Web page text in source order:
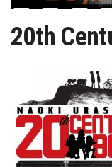
20th